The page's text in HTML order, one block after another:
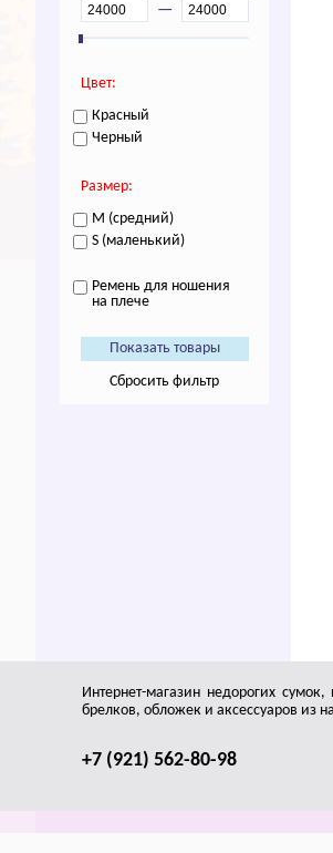
—
Цвет:
Красный
Черный
Размер:
M (средний)
S (маленький)
Ремень для ношения
на плече
Сбросить фильтр
Интернет-магазин недорогих
брелков, обложек и аксессуаров из
+7 (921) 562-80-98